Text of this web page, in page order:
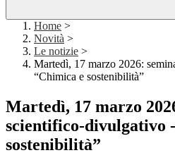
Home >
Novità >
Le notizie >
Martedì, 17 marzo 2026:
“Chimica e sostenibilità”
Martedì, 17 marzo
scientifico-divulgativo
sostenibilità”